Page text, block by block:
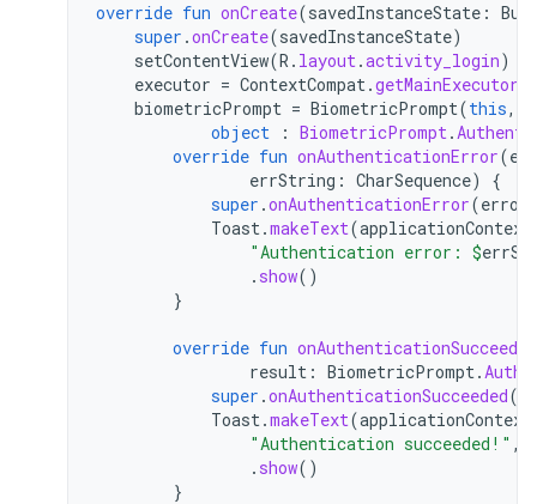
override fun onCreate(savedInstanceState :
super .onCreate(savedInstanceState)
setContentView(R . layout.activity_login)
executor = ContextCompat.getMainExecutor
biometricPrompt = BiometricPrompt(this,
object
: BiometricPrompt.
override fun onAuthenticationError(
errString : CharSequence)
{
super .onAuthenticationError(
Toast.makeText(applicationContext
"Authentication error: $
. show()
}
override fun onAuthenticationSucceeded
result : BiometricPrompt.
super .onAuthenticationSucceeded(
Toast.makeText(applicationContext
"Authentication succeeded!" ,
. show()
}